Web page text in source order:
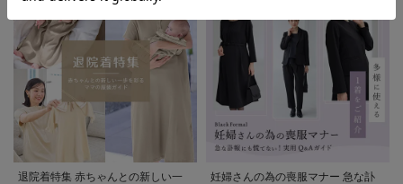
退院着特集 赤ちゃんとの新しい一
妊婦さんの為の喪服マナー 急な訃